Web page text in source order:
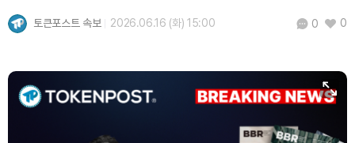
Solana (SOL) ₩105,016(+0.71%)
토큰포스트 속보 2026.06.16 (화) 15:00 0 0